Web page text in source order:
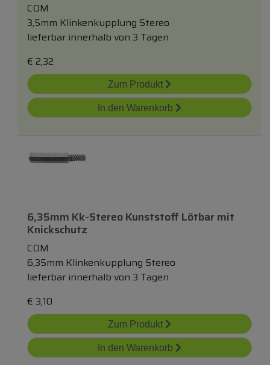
COM
3,5mm Klinkenkupplung Stereo
lieferbar innerhalb von 3 Tagen
€ 2,32
Zum Produkt
In den Warenkorb
6,35mm Kk-Stereo Kunststoff Lötbarmit
Knickschutz
COM
6,35mm Klinkenkupplung Stereo
lieferbar innerhalb von 3 Tagen
€ 3,10
Zum Produkt
In den Warenkorb